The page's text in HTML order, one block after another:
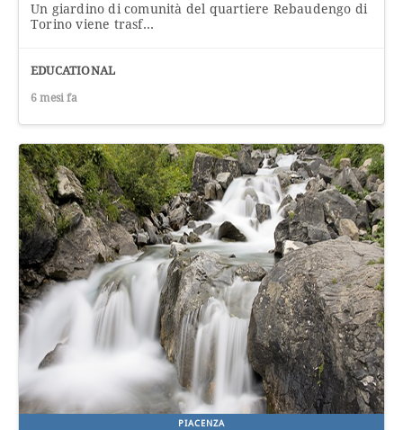
Un giardino di comunità del quartiere Rebaudengo di
Torino viene trasf...
EDUCATIONAL
6 mesi fa
PIACENZA